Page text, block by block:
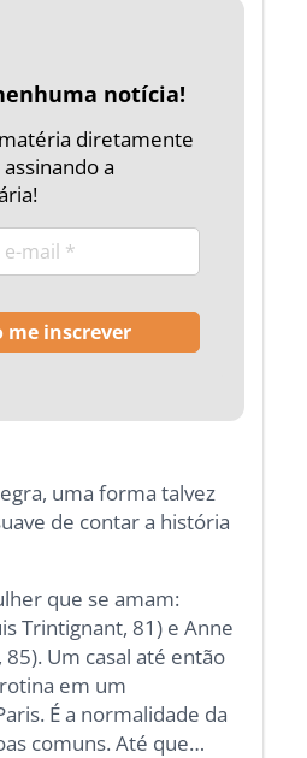
notícia!
diretamente
a
uma forma talvez
de contar a história
que se amam:
Trintignant, 81) e Anne
Um casal até então
em um
É a normalidade da
comuns. Até que…